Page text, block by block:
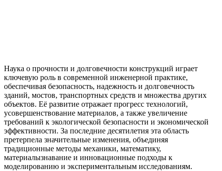
Наука о прочности и долговечности конструкций играет
ключевую роль в современной инженерной практике,
обеспечивая безопасность, надежность и долговечность
зданий, мостов, транспортных средств и множества других
объектов. Её развитие отражает прогресс технологий,
усовершенствование материалов, а также увеличение
требований к экологической безопасности и экономической
эффективности. За последние десятилетия эта область
претерпела значительные изменения, объединяя
традиционные методы механики, математику,
материалызнавание и инновационные подходы к
моделированию и экспериментальным исследованиям.